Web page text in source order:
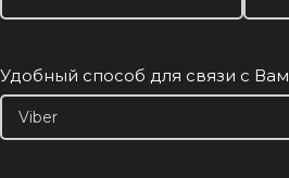
Удобный способ для связи с